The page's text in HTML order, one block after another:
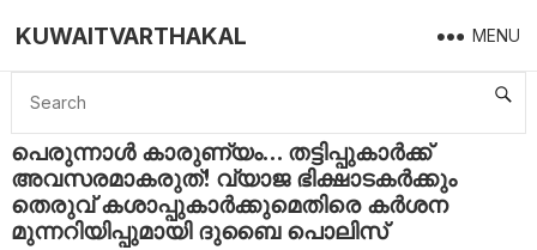
KUWAITVARTHAKAL MENU
Home UAE പെരുന്നാൾ കാരുണ്യം… തട്ടിപ്പുകാർക്ക് അവസരമാകരുത്! വ്യാജ ഭിക്ഷാടകർക്കും തെരുവ് കശാപ്പുകാർക്കുമെതിരെ കർശന മുന്നറിയിപ്പുമായി ദുബൈ പൊലിസ്
പെരുന്നാൾ കാരുണ്യം… തട്ടിപ്പുകാർക്ക്
അവസരമാകരുത്! വ്യാജ ഭിക്ഷാടകർക്കും
തെരുവ് കശാപ്പുകാർക്കുമെതിരെ കർശന
മുന്നറിയിപ്പുമായി ദുബൈ പൊലിസ്